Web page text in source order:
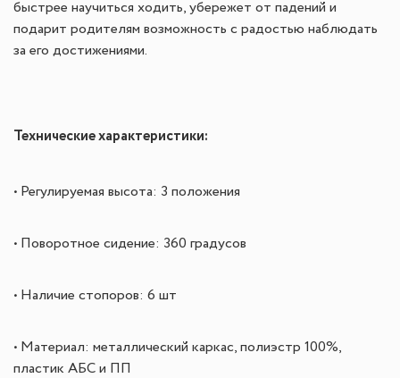
быстрее научиться ходить, убережет от падений и
подарит родителям возможность с радостью наблюдать
за его достижениями.
Технические характеристики:
• Регулируемая высота: 3 положения
• Поворотное сидение: 360 градусов
• Наличие стопоров: 6 шт
• Материал: металлический каркас, полиэстр 100%,
пластик АБС и ПП